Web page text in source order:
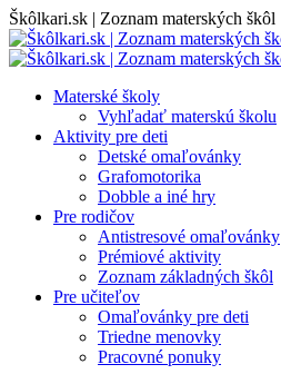
Skip
to
content
Škôlkari.sk | Zoznam materských škôl
Materské školy
Vyhľadať materskú školu
Aktivity pre deti
Detské omaľovánky
Grafomotorika
Dobble a iné hry
Pre rodičov
Antistresové omaľovánky
Prémiové aktivity
Zoznam základných škôl
Pre učiteľov
Omaľovánky pre deti
Triedne menovky
Pracovné ponuky